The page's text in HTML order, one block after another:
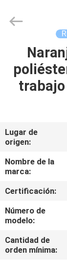
HOGAR
NOSOTROS
VIAJE
DE
LA
FÁBRICA
CONTROL
Supplier.
Dahua
Special
Developed
ECER
Lugar de
origen:
Nombre de la
marca:
Certificación:
Número de
modelo:
Cantidad de
orden mínima: